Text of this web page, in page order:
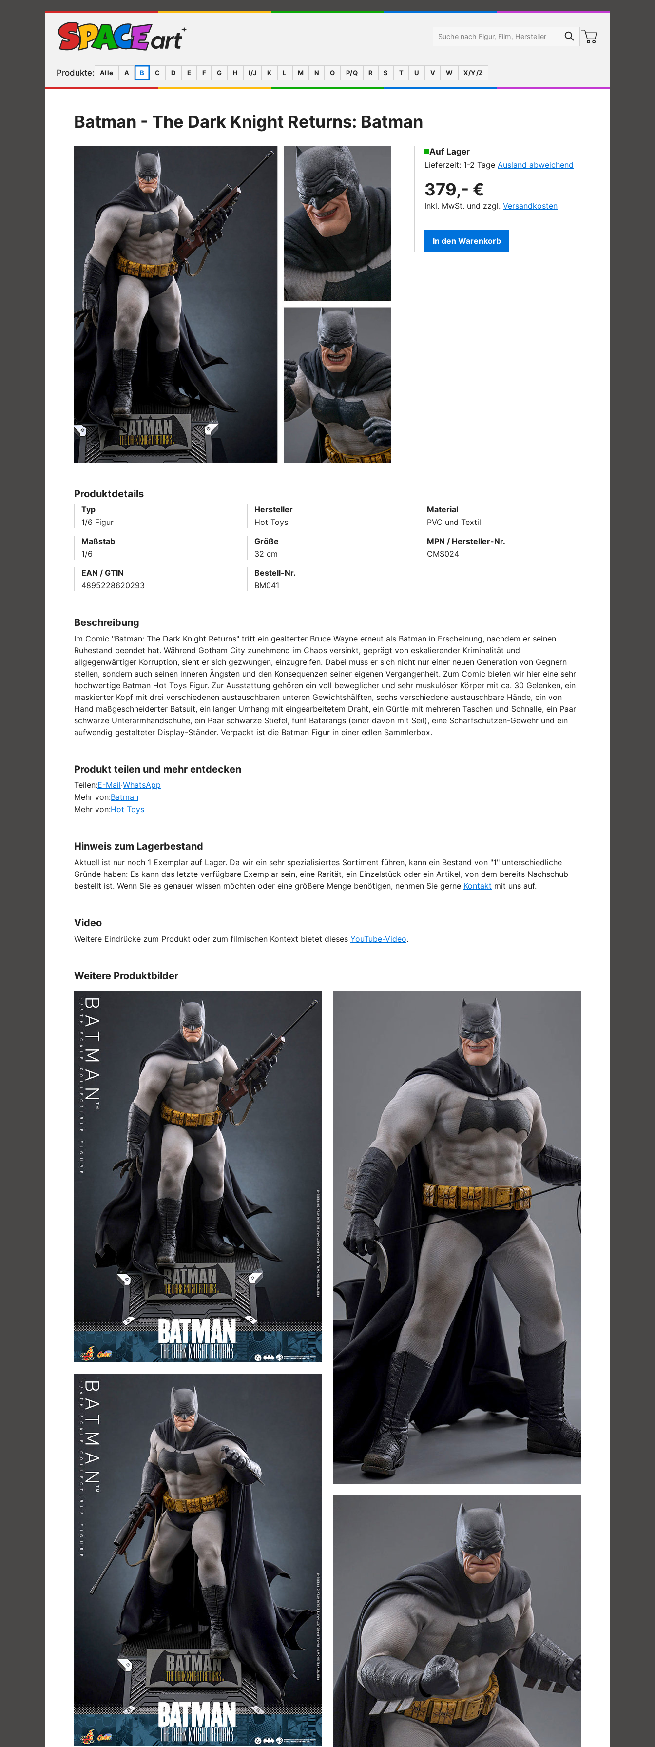
Produkte: Alle A B C D E F G H I/J K L M N O P/Q R S T U V W X/Y/Z
Batman - The Dark Knight Returns: Batman
Auf Lager
Lieferzeit: 1-2 Tage Ausland abweichend
379,- €
Inkl. MwSt. und zzgl. Versandkosten
In den Warenkorb
Produktdetails
Typ
1/6 Figur
Hersteller
Hot Toys
Material
PVC und Textil
Maßstab
1/6
Größe
32 cm
MPN / Hersteller-Nr.
CMS024
EAN / GTIN
4895228620293
Bestell-Nr.
BM041
Beschreibung
Im Comic "Batman: The Dark Knight Returns" tritt ein gealterter Bruce Wayne erneut als Batman in Erscheinung, nachdem er seinen
Ruhestand beendet hat. Während Gotham City zunehmend im Chaos versinkt, geprägt von eskalierender Kriminalität und
allgegenwärtiger Korruption, sieht er sich gezwungen, einzugreifen. Dabei muss er sich nicht nur einer neuen Generation von Gegnern
stellen, sondern auch seinen inneren Ängsten und den Konsequenzen seiner eigenen Vergangenheit. Zum Comic bieten wir hier eine sehr
hochwertige Batman Hot Toys Figur. Zur Ausstattung gehören ein voll beweglicher und sehr muskulöser Körper mit ca. 30 Gelenken, ein
maskierter Kopf mit drei verschiedenen austauschbaren unteren Gewichtshälften, sechs verschiedene austauschbare Hände, ein von
Hand maßgeschneiderter Batsuit, ein langer Umhang mit eingearbeitetem Draht, ein Gürtle mit mehreren Taschen und Schnalle, ein Paar
schwarze Unterarmhandschuhe, ein Paar schwarze Stiefel, fünf Batarangs (einer davon mit Seil), eine Scharfschützen-Gewehr und ein
aufwendig gestalteter Display-Ständer. Verpackt ist die Batman Figur in einer edlen Sammlerbox.
Produkt teilen und mehr entdecken
Teilen:E-Mail·WhatsApp
Mehr von:Batman
Mehr von:Hot Toys
Hinweis zum Lagerbestand
Aktuell ist nur noch 1 Exemplar auf Lager. Da wir ein sehr spezialisiertes Sortiment führen, kann ein Bestand von "1" unterschiedliche
Gründe haben: Es kann das letzte verfügbare Exemplar sein, eine Rarität, ein Einzelstück oder ein Artikel, von dem bereits Nachschub
bestellt ist. Wenn Sie es genauer wissen möchten oder eine größere Menge benötigen, nehmen Sie gerne Kontakt mit uns auf.
Video
Weitere Eindrücke zum Produkt oder zum filmischen Kontext bietet dieses YouTube-Video.
Weitere Produktbilder